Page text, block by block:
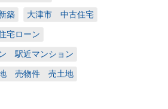
築 大津市 中古住宅
宅ローン
駅近マンション
売物件 売土地